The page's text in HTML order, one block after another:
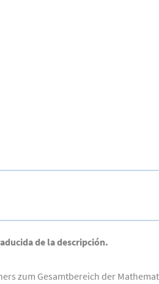
de la descripción.
zum Gesamtbereich der